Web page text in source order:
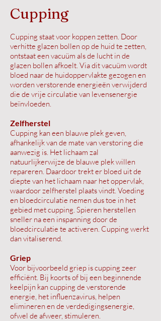
Cupping
Cupping staat voor koppen zetten. Door
verhitte glazen bollen op de huid te zetten,
ontstaat een vacuüm als de lucht in de
glazen bollen afkoelt. ​Via dit vacuüm wordt
bloed naar de huidoppervlakte gezogen en
worden verstorende energieën verwijderd
die de vrije circulatie van levensenergie
beïnvloeden.
Zelfherstel
Cupping kan een blauwe plek geven,
afhankelijk van de mate van verstoring die
aanwezig is. Het lichaam zal
natuurlijkerwijze de blauwe plek willen
repareren. Daardoor trekt er bloed uit de
diepte van het lichaam naar het oppervlak,
waardoor zelfherstel plaats vindt. Voeding
en bloedcirculatie nemen dus toe in het
gebied met cupping. Spieren herstellen
sneller na een inspanning door de
bloedcirculatie te activeren. Cupping werkt
dan vitaliserend.
Griep
Voor bijvoorbeeld griep is cupping zeer
efficiënt. Bij koorts of bij een beginnende
keelpijn kan cupping de verstorende
energie, het influenzavirus, helpen
elimineren en de verdedigingsenergie,
ofwel de afweer, stimuleren.